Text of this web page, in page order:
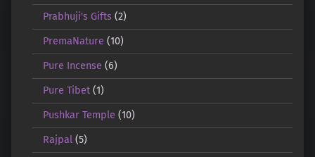
Prabhuji's Gifts(2)
PremaNature (10)
Pure Incense (6)
Pure Tibet(1)
Pushkar Temple (10)
Rajpal(5)